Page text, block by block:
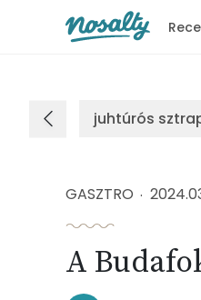
juhtúrós
GASZTRO
A